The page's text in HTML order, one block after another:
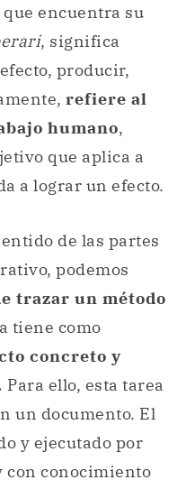
encuentra su
, significa
producir,
refiere al
humano,
que aplica a
a lograr un efecto.
de las partes
podemos
trazar un método
tiene como
concreto y
Para ello, esta tarea
un documento. El
y ejecutado por
con conocimiento